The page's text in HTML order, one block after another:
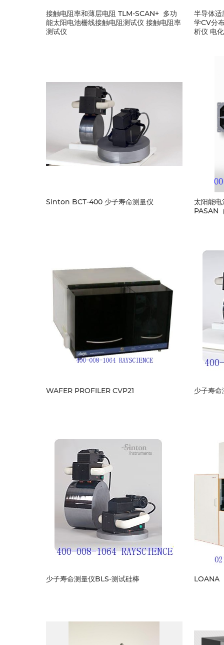
接触电阻率和薄层电阻 TLM-SCAN+ 多功
能太阳电池栅线接触电阻测试仪 接触电阻率
测试仪
半导体
学CV分
析仪 电
Sinton BCT-400 少子寿命测量仪
太阳能
PASAN
WAFER PROFILER CVP21 少子寿
少子寿命测量仪BLS-测试硅棒 LOANA